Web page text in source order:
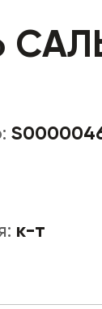
к-т